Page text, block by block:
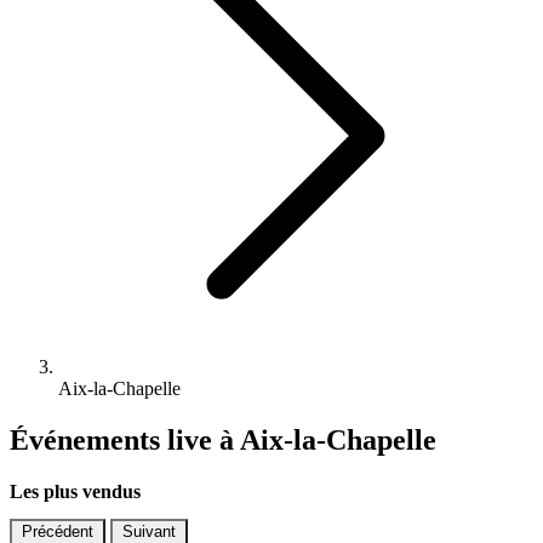
Aix-la-Chapelle
Événements live à Aix-la-Chapelle
Les plus vendus
Précédent Suivant